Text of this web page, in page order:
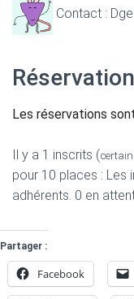
Contact :
Les réservations
Il y a 1 inscrits (
pour 10 places : Les
adhérents. 0 en
Partager :
Facebook